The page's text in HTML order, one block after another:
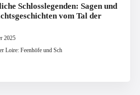
Schlosslegenden: Sagen und
vom Tal der
2025
Loire: Feenhöfe und Sch